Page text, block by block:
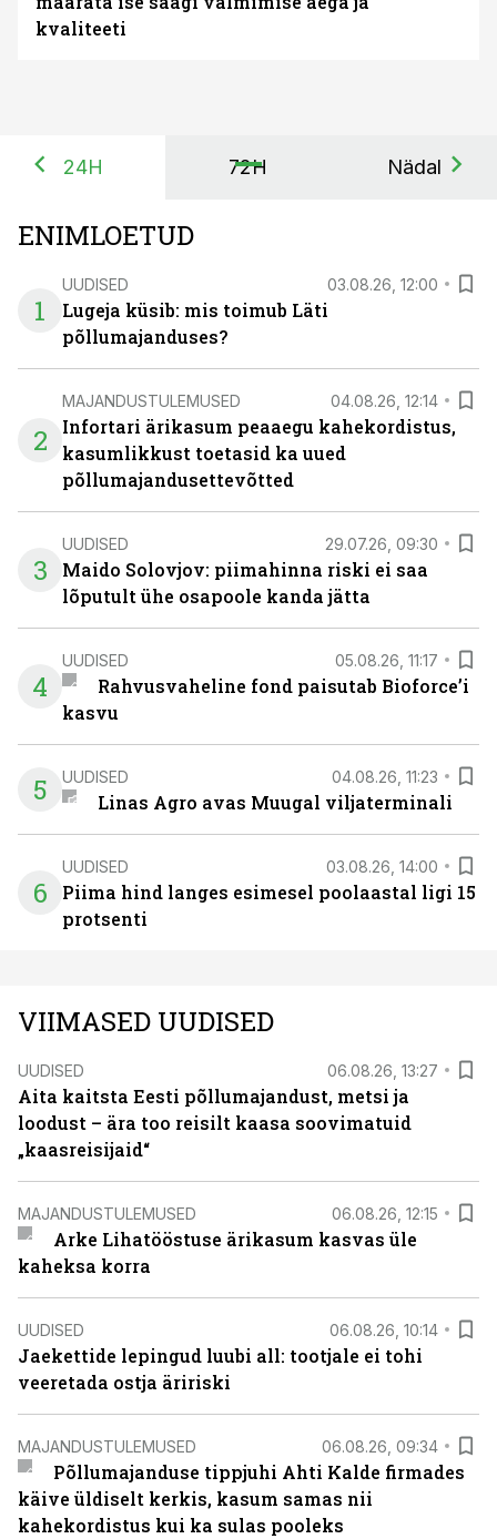
kvaliteeti
24H 72H Nädal
ENIMLOETUD
1
UUDISED 03.08.26, 12:00
Lugeja küsib: mis toimub Läti
põllumajanduses?
2
MAJANDUSTULEMUSED 04.08.26, 12:14
Infortari ärikasum peaaegu kahekordistus,
kasumlikkust toetasid ka uued
põllumajandusettevõtted
3
UUDISED 29.07.26, 09:30
Maido Solovjov: piimahinna riski ei saa
lõputult ühe osapoole kanda jätta
4
UUDISED 05.08.26, 11:17
Rahvusvaheline fond paisutab Bioforce’i
kasvu
5 UUDISED 04.08.26, 11:23
Linas Agro avas Muugal viljaterminali
6
UUDISED 03.08.26, 14:00
Piima hind langes esimesel poolaastal ligi 15
protsenti
VIIMASED UUDISED
UUDISED 06.08.26, 13:27
Aita kaitsta Eesti põllumajandust, metsi ja
loodust – ära too reisilt kaasa soovimatuid
„kaasreisijaid“
MAJANDUSTULEMUSED 06.08.26, 12:15
Arke Lihatööstuse ärikasum kasvas üle
kaheksa korra
UUDISED 06.08.26, 10:14
Jaekettide lepingud luubi all: tootjale ei tohi
veeretada ostja äririski
MAJANDUSTULEMUSED 06.08.26, 09:34
Põllumajanduse tippjuhi Ahti Kalde firmades
käive üldiselt kerkis, kasum samas nii
kahekordistus kui ka sulas pooleks